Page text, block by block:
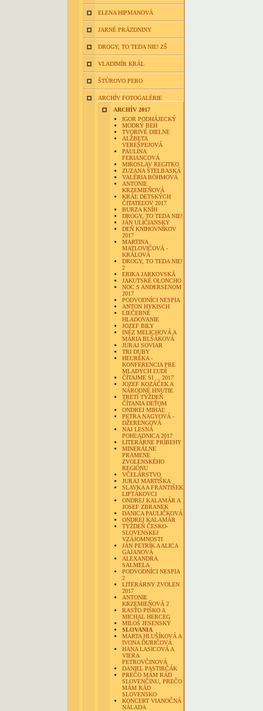
ELENA HIPMANOVÁ
JARNÉ PRÁZDNINY
DROGY, TO TEDA NIE! ZŠ
VLADIMÍR KRÁL
ŠTÚROVO PERO
ARCHÍV FOTOGALÉRIE
ARCHÍV 2017
IGOR PODHÁJECKÝ
MODRÝ BEH
TVORIVÉ DIELNE
ALŽBETA
VEREŠPEJOVÁ
PAULÍNA
FERIANCOVÁ
MIROSLAV REGITKO
ZUZANA ŠTELBASKÁ
VALÉRIA BÖHMOVÁ
ANTONIE
KRZEMIEŇOVÁ
KRÁĽ DETSKÝCH
ČITATEĽOV 2017
BURZA KNÍH
DROGY, TO TEDA NIE!
JÁN ULIČIANSKY
DEŇ KNIHOVNÍKOV
2017
MARTINA
MATLOVIČOVÁ -
KRÁLOVÁ
DROGY, TO TEDA NIE!
2
ERIKA JARKOVSKÁ
JAKUTSKÉ OLONCHO
NOC S ANDERSENOM
2017
PODVODNÍCI NESPIA
ANTON HYKISCH
LIEČEBNÉ
HLADOVANIE
JOZEF BILY
INÉZ MELICHOVÁ A
MÁRIA BLŠÁKOVÁ
JURAJ SOVIAR
TRI DUBY
HEURÉKA -
KONFERENCIA PRE
MLADÝCH ĽUDÍ
ČÍTAJME SI ... 2017
JOZEF KOZÁČEK A
NÁRODNÉ HNUTIE
TRETÍ TÝŽDEŇ
ČÍTANIA DEŤOM
ONDREJ MIHÁĽ
PETRA NAGYOVÁ -
DŽERENGOVÁ
NAJ LESNÁ
POHĽADNICA 2017
LITERÁRNE PRÍBEHY
MINERÁLNE
PRAMENE
ZVOLENSKÉHO
REGIÓNU
VČELÁRSTVO
JURAJ MARTIŠKA
SLAVKA A FRANTIŠEK
LIPTÁKOVCI
ONDREJ KALAMÁR A
JOSEF ZBRANEK
DANICA PAULIČKOVÁ
ONDREJ KALAMÁR
TÝŽDEŇ ČESKO-
SLOVENSKEJ
VZÁJOMNOSTI
JÁN PETRÍK A ALICA
GAJANOVÁ
ALEXANDRA
SALMELA
PODVODNÍCI NESPIA
2
LITERÁRNY ZVOLEN
2017
ANTONIE
KRZEMIEŇOVÁ 2
RASŤO PIŠKO A
MICHAL HERCEG
MILOŠ JESENSKÝ
SLOVANIA
MARTA HLUŠÍKOVÁ A
IVONA ĎURIČOVÁ
HANA LASICOVÁ A
VIERA
PETROVČINOVÁ
DANIEL PASTIRČÁK
PREČO MÁM RÁD
SLOVENČINU, PREČO
MÁM RÁD
SLOVENSKO
KONCERT VIANOČNÁ
NÁLADA